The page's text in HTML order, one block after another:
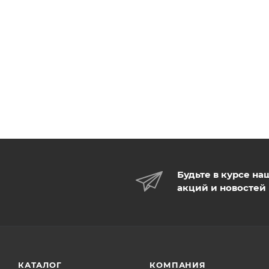
Будьте в курсе
акций и новостей
КАТАЛОГ КОМПАНИЯ